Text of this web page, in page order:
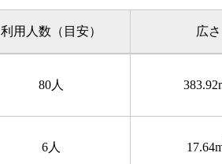
利用人数（目安） 広さ
80人
6人